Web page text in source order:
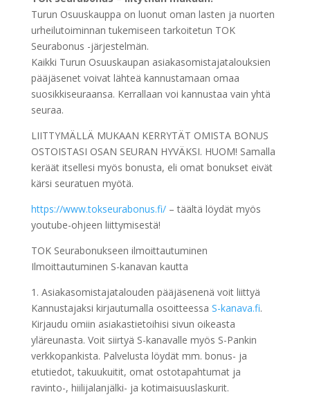
Turun Osuuskauppa on luonut oman lasten ja nuorten
urheilutoiminnan tukemiseen tarkoitetun TOK
Seurabonus -järjestelmän.
Kaikki Turun Osuuskaupan asiakasomistajatalouksien
pääjäsenet voivat lähteä kannustamaan omaa
suosikkiseuraansa. Kerrallaan voi kannustaa vain yhtä
seuraa.
LIITTYMÄLLÄ MUKAAN KERRYTÄT OMISTA BONUS
OSTOISTASI OSAN SEURAN HYVÄKSI. HUOM! Samalla
keräät itsellesi myös bonusta, eli omat bonukset eivät
kärsi seuratuen myötä.
https://www.tokseurabonus.fi/– täältä löydät myös
youtube-ohjeen liittymisestä!
TOK Seurabonukseen ilmoittautuminen
Ilmoittautuminen S-kanavan kautta
1. Asiakasomistajatalouden pääjäsenenä voit liittyä
Kannustajaksi kirjautumalla osoitteessa S-kanava.fi.
Kirjaudu omiin asiakastietoihisi sivun oikeasta
yläreunasta. Voit siirtyä S-kanavalle myös S-Pankin
verkkopankista. Palvelusta löydät mm. bonus- ja
etutiedot, takuukuitit, omat ostotapahtumat ja
ravinto-, hiilijalanjälki- ja kotimaisuuslaskurit.